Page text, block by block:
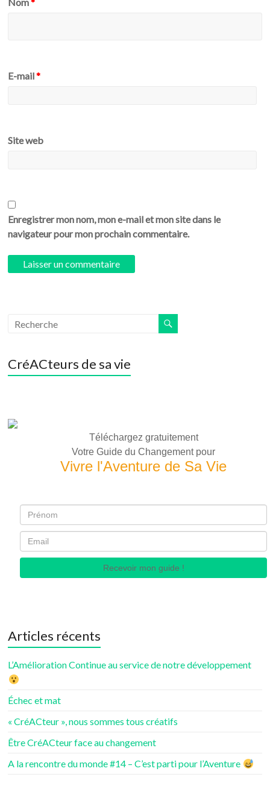
E-mail*
Site web
Enregistrer mon nom, mon e-mail et mon site dans le
navigateur pour mon prochain commentaire.
CréACteurs de sa vie
Téléchargez gratuitement
Votre Guide du Changement pour
Vivre l'Aventure de Sa Vie
Recevoir mon guide !
Articles récents
L’Amélioration Continue au service de notre développement
Échec et mat
« CréACteur », nous sommes tous créatifs
Être CréACteur face au changement
A la rencontre du monde #14 – C’est parti pour l’Aventure